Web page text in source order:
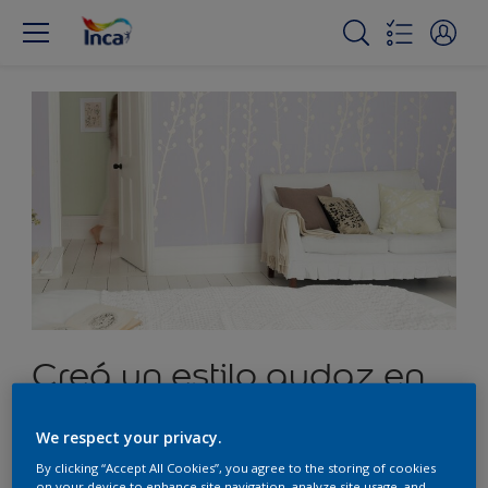
Creá un estilo audaz en
estarcido de flores
We respect your privacy.
By clicking “Accept All Cookies”, you agree to the storing of cookies